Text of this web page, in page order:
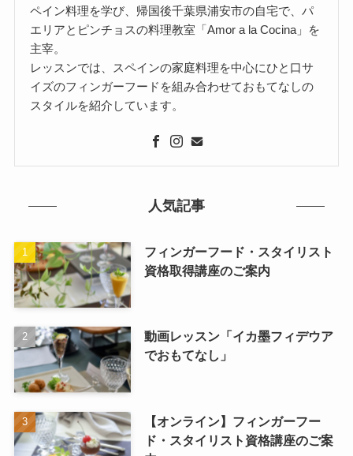
ペイン料理を学び、帰国後千葉県浦安市の自宅で、パ
エリアとピンチョスの料理教室「Amor a la Cocina」を
主宰。
レッスンでは、スペインの家庭料理を中心にひと口サ
イズのフィンガーフードを組み合わせておもてなしの
スタイルを紹介しています。
人気記事
フィンガーフード・スタイリスト
資格取得講座のご案内
動画レッスン「イカ墨フィデウア
でおもてなし」
【オンライン】フィンガーフー
ド・スタイリスト資格講座のご案